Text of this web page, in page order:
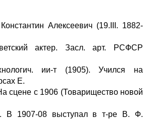
Алексеевич (19.III. 1882-
актер. Засл. арт. РСФСР
ии-т (1905). Учился на
E.
сцене с 1906 (Товарищество новой
В 1907-08 выступал в т-ре В. Ф.